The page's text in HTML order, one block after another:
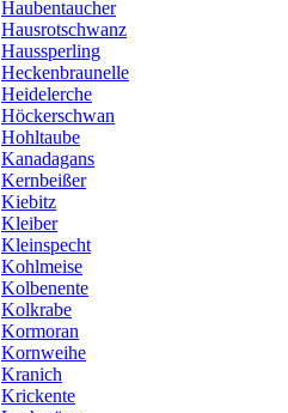
Haubentaucher
Hausrotschwanz
Haussperling
Heckenbraunelle
Heidelerche
Höckerschwan
Hohltaube
Kanadagans
Kernbeißer
Kiebitz
Kleiber
Kleinspecht
Kohlmeise
Kolbenente
Kolkrabe
Kormoran
Kornweihe
Kranich
Krickente